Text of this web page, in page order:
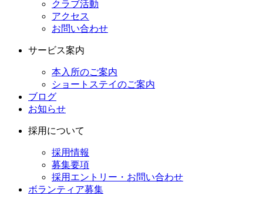
クラブ活動
アクセス
お問い合わせ
サービス案内
本入所のご案内
ショートステイのご案内
ブログ
お知らせ
採用について
採用情報
募集要項
採用エントリー・お問い合わせ
ボランティア募集